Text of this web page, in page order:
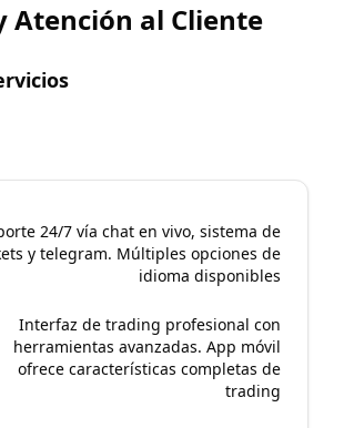
Atención al Cliente
24/7 vía chat en vivo, sistema de
y telegram. Múltiples opciones de
idioma disponibles
Interfaz de trading profesional con
herramientas avanzadas. App móvil
ofrece características completas de
trading